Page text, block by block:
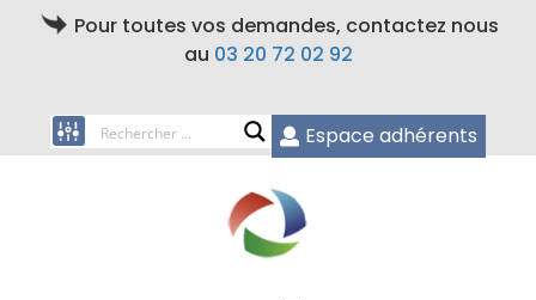
Pour toutes vos demandes, contactez nous
au 03 20 72 02 92
Espace adhérents